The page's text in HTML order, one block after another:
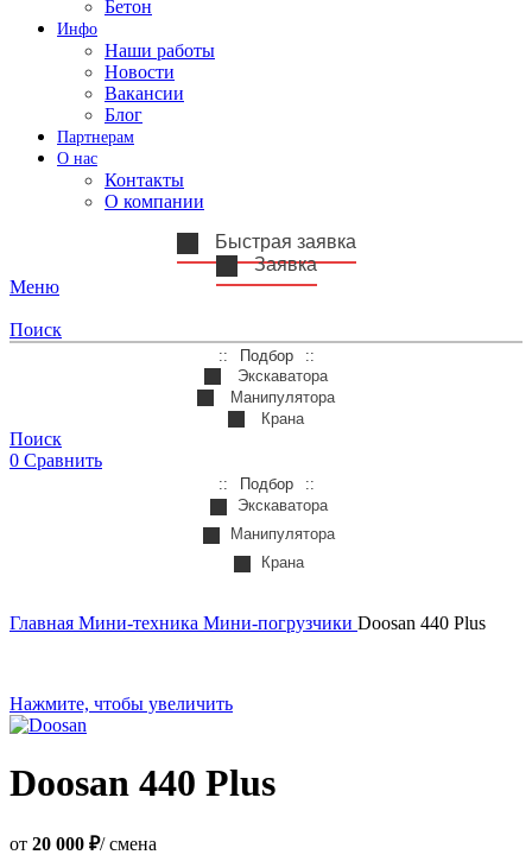
Бетон
Инфо
Наши работы
Новости
Вакансии
Блог
Партнерам
О нас
Контакты
О компании
Быстрая заявка
Заявка
Меню
Поиск
Подбор
Экскаватора
Манипулятора
Крана
Поиск
0 Сравнить
Подбор
Экскаватора
Манипулятора
Крана
Главная Мини-техника Мини-погрузчики Doosan 440 Plus
Нажмите, чтобы увеличить
Doosan 440 Plus
от 20 000 ₽/ смена